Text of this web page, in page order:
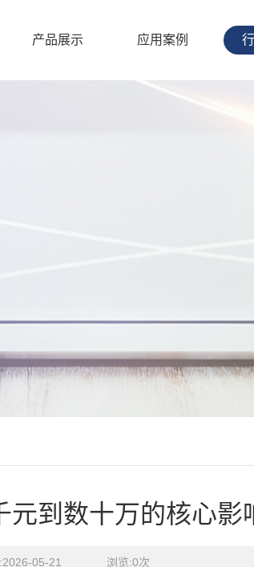
产品展示 应用案例
元到数十万的核心影
:2026-05-21    浏览:0次